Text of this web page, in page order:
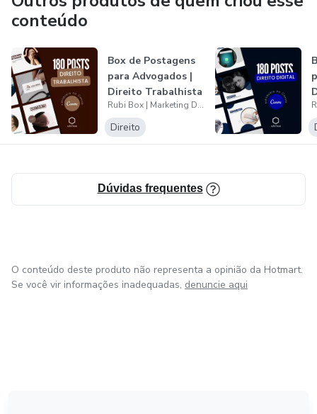
conteúdo
Box de Postagens
para Advogados |
Direito Trabalhista
| Rubi...
Rubi Box | Marketing Digital para Advogados
Direito
Dúvidas frequentes
O conteúdo deste produto não representa a opinião da Hotmart.
Se você vir informações inadequadas, denuncie aqui